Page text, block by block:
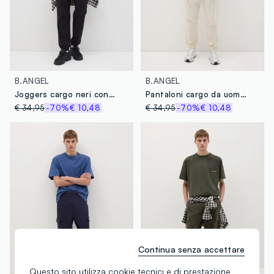
B.ANGEL
Joggers cargo neri con coulisse
€ 34,95-70%€ 10,48
B.ANGEL
Pantaloni cargo da uomo in cotone elasticizzato beige regular fit
€ 34,95 -70%€ 10,48
Questo sito utilizza cookie tecnici e di prestazione
Continua senza accettare